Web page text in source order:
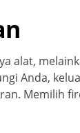
alat,
Anda,
Memilih